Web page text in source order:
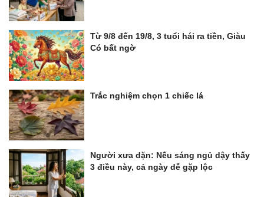
Từ 9/8 đến 19/8, 3 tuổi hái ra tiền, Giàu
Có bất ngờ
Trắc nghiệm chọn 1 chiếc lá
Người xưa dặn: Nếu sáng ngủ dậy thấy
3 điều này, cả ngày dễ gặp lộc